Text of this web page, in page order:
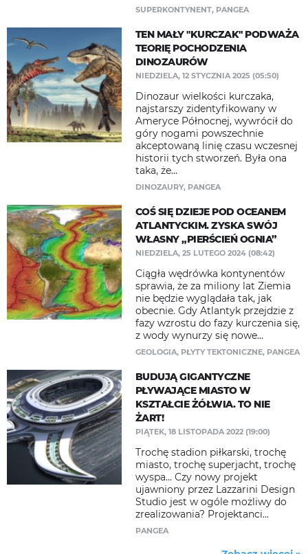
SUPERKONTYNENT, PANGEA
TEN MAŁY "KURCZAK" PODWAŻA
TEORIĘ POCHODZENIA
DINOZAURÓW
NIEDZIELA, 12 STYCZNIA 2025 (05:50)
Dinozaur wielkości kurczaka,
najstarszy zidentyfikowany w
Ameryce Północnej, wywrócił do
góry nogami powszechnie
akceptowaną linię czasu wczesnej
historii tych stworzeń. Była ona
taka, że...
DINOZAURY, PANGEA
COŚ SIĘ DZIEJE POD OCEANEM
ATLANTYCKIM. ZYSKA SWÓJ
WŁASNY „PIERŚCIEŃ OGNIA”
NIEDZIELA, 25 LUTEGO 2024 (08:42)
Ciągła wędrówka kontynentów
sprawia, że za miliony lat Ziemia
nie będzie wyglądała tak, jak
obecnie. Gdy Atlantyk przejdzie z
fazy wzrostu do fazy kurczenia się,
z wody wynurzy się nowe...
GEOLOGIA, PŁYTY TEKTONICZNE, PANGEA
BUDUJĄ GIGANTYCZNE
PŁYWAJĄCE MIASTO W
KSZTAŁCIE ŻÓŁWIA. TO NIE
ŻART!
PIĄTEK, 18 LISTOPADA 2022 (19:00)
Trochę stadion piłkarski, trochę
miasto, trochę superjacht, trochę
wyspa... Czy nowy projekt
ujawniony przez Lazzarini Design
Studio jest w ogóle możliwy do
zrealizowania? Projektanci...
PANGEA